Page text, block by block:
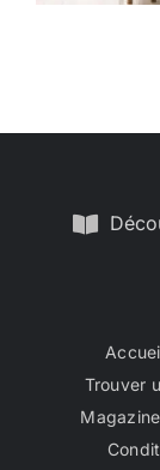
Trouver
Magazine